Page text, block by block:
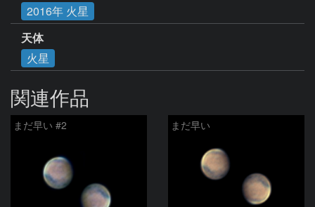
2016年 火星
天体
火星
関連作品
まだ早い #2 まだ早い